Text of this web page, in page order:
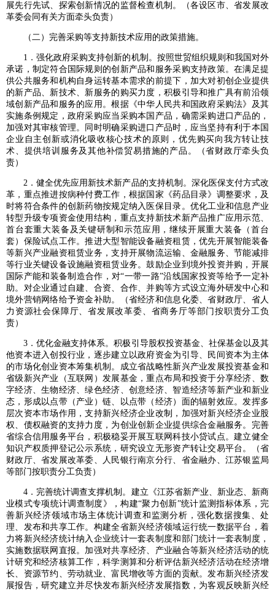
展先行先试、探索创新情况的监督检查机制。（各设区市、省发展改
革委会同有关方面牵头负责）
（二）完善采购等支持新技术应用的政策措施。
1．强化政府采购支持创新的机制。按照世贸组织规则和我国对外
承诺，制定符合国际规则的创新产品和服务采购支持政策。在满足提
供公共服务和机构自身运转基本需求的前提下，加大对初创企业提供
的新产品、新技术、新服务的购买力度，积极引导和推广具有前沿领
域创新产品和服务的应用。根据《中华人民共和国政府采购法》及其
实施条例规定，政府采购应当采购本国产品，确需采购进口产品的，
加强对其审核管理。同时明确采购进口产品时，应当坚持有利于本国
企业自主创新或消化吸收核心技术的原则，优先购买向我方转让技
术、提供培训服务及其他补偿贸易措施的产品。（省财政厅牵头负
责）
2．健全优先应用新技术新产品的支持机制。深化医保支付方式改
革，重点推进按病种付费工作，根据国家《药品目录》调整要求，及
时将符合条件的创新药物按规定纳入医保目录。优化工业和信息产业
转型升级专项资金使用结构，重点支持新技术新产品推广应用示范、
首台套重大装备及关键研制和示范应用，继续开展重大装备（首台
套）保险试点工作。推进大型智能设备融资租赁，优先开展智能装备
等新兴产业融资租赁业务，支持开展物流运输、金融服务、节能减排
等行业关键设备设施融资租赁业务。鼓励企业到境外投资并购，开展
国际产能和装备制造合作，对“一带一路”沿线国家投资等给予一定补
助。对企业通过自建、合资、合作、并购等方式设立海外研发中心和
境外营销网络给予资金补助。（省经济和信息化委、省财政厅、省人
力资源社会保障厅、省发展改革委、省商务厅等部门按职责分工负
责）
3．优化金融支持体系。积极引导股权投资基金、社保基金以及其
他资本进入创投行业，逐步建立以政府资金为引导、民间资本为主体
的市场化创业资本筹集机制。成立省战略性新兴产业发展投资基金和
省级新兴产业（互联网）发展基金，重点布局和投资于分享经济、数
字经济、生物经济、绿色经济、创意经济、智造经济等新产业和新业
态，形成以点带（产业）链、以点带（经济）面的辐射效应。发挥多
层次资本市场作用，支持新兴经济企业改制，加强对新兴经济企业股
权、债权融资的支持力度，为创业创新企业提供综合金融服务。完善
省综合信用服务平台，积极稳妥开展互联网科技小贷试点。建立健全
知识产权质押登记公示系统，研究设立无形资产转让交易平台。（省
财政厅、省发展改革委、人民银行南京分行、省金融办、江苏银监局
等部门按职责分工负责）
4．完善统计调查支撑机制。建立《江苏省新产业、新业态、新商
业模式专项统计调查制度》，构建“聚力创新”统计监测指标体系，完
善新兴经济领域市场主体统计调查和监测分析，强化数据搜集、处
理、发布和共享工作。构建全省新兴经济领域运行统一数据平台，着
力将新兴经济统计纳入企业统计一套表制度和部门统计一套表制度，
实施数据联网直报。加强对共享经济、产业融合等新兴经济活动的统
计研究和经济核算工作，科学测算和分析评估新兴经济活动在经济增
长、资源节约、劳动就业、富民增收等方面的贡献。发布新兴经济发
展报告，研究建立并尽快发布新兴经济发展指数，为客观反映新兴经